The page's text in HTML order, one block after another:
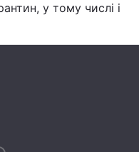
у тому числі і